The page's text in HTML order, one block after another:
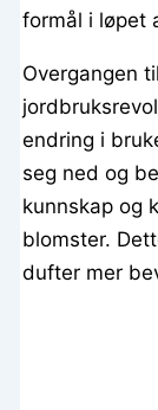
formål i løpet
Overgangen
endring i
seg ned og
kunnskap og
blomster.
dufter mer